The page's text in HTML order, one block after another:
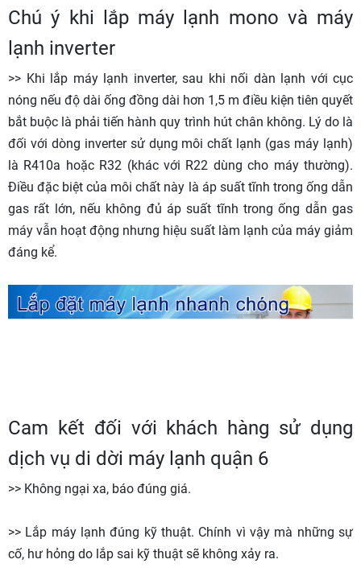
Chú ý khi lắp máy lạnh mono và máy
lạnh inverter
>> Khi lắp máy lạnh inverter, sau khi nối dàn lạnh với cục
nóng nếu độ dài ống đồng dài hơn 1,5 m điều kiện tiên quyết
bắt buộc là phải tiến hành quy trình hút chân không. Lý do là
đối với dòng inverter sử dụng môi chất lạnh (gas máy lạnh)
là R410a hoặc R32 (khác với R22 dùng cho máy thường).
Điều đặc biệt của môi chất này là áp suất tĩnh trong ống dẫn
gas rất lớn, nếu không đủ áp suất tĩnh trong ống dẫn gas
máy vẫn hoạt động nhưng hiệu suất làm lạnh của máy giảm
đáng kể.
Cam kết đối với khách hàng sử dụng
dịch vụ di dời máy lạnh quận 6
>> Không ngại xa, báo đúng giá.
>> Lắp máy lạnh đúng kỹ thuật. Chính vì vậy mà những sự
cố, hư hỏng do lắp sai kỹ thuật sẽ không xảy ra.